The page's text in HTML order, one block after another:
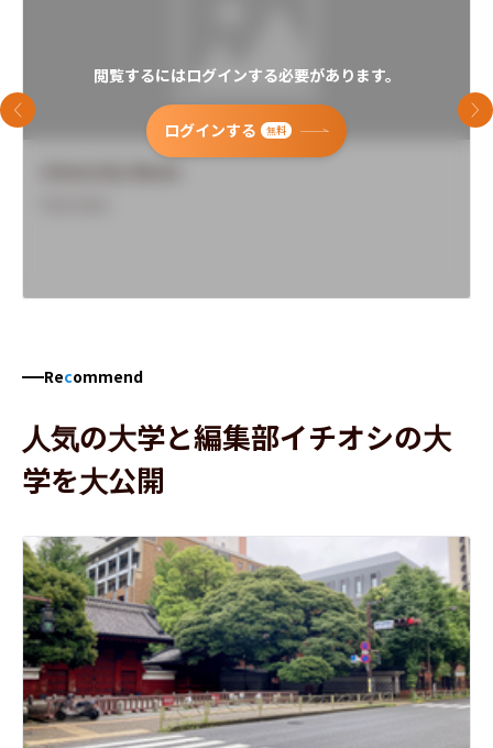
閲覧するにはログインする必要があります。
ログインする 無料
前のスライド 次
Recommend
人気の大学と編集部イチオシの大
学を大公開